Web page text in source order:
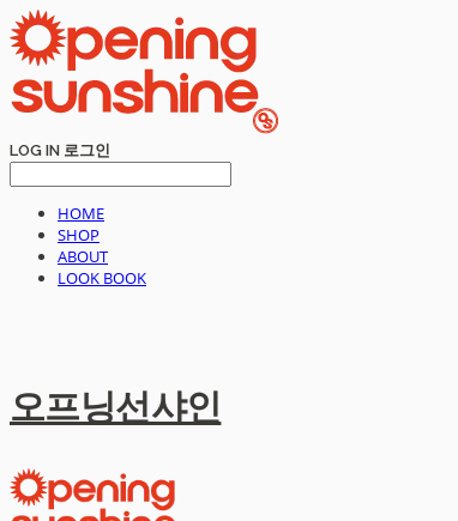
LOG IN 로그인
HOME
SHOP
ABOUT
LOOK BOOK
오프닝선샤인